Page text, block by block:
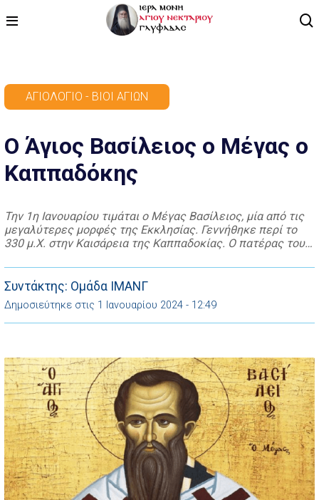
ΠΡΟΓΡΑΜΜΑ
ΒΙΝΤΕΟ
ΑΡΘΡΟΓΡΑΦΙΑ
ΕΠΙΚΟΙΝΩΝΙΑ
ΑΓΙΟΛΌΓΙΟ - ΒΊΟΙ ΑΓΊΩΝ
Ο Άγιος Βασίλειος ο Μέγας ο
Καππαδόκης
Την 1η Ιανουαρίου τιμάται ο Μέγας Βασίλειος, μία από τις
μεγαλύτερες μορφές της Εκκλησίας. Γεννήθηκε περί το
330 μ.Χ. στην Καισάρεια της Καππαδοκίας. Ο πατέρας του
Νεοκαισάρεια του Πόντου και ήταν υιός της Μακρίνης, η
οποία υπέστει πολλά μετά του συζύγου της κατά τον
διωγμό του Μαξιμίνου για την πίστη […]
Συντάκτης: Ομάδα ΙΜΑΝΓ
Δημοσιεύτηκε στις 1 Ιανουαρίου 2024 - 12:49